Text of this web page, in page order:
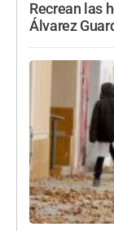
Recrean las
Álvarez